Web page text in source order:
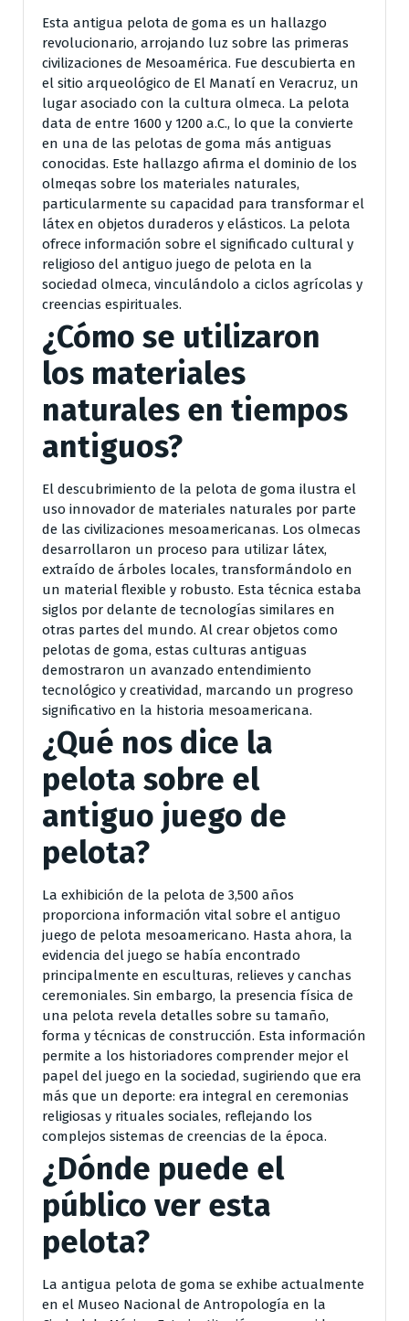
Esta antigua pelota de goma es un hallazgo
revolucionario, arrojando luz sobre las primeras
civilizaciones de Mesoamérica. Fue descubierta en
el sitio arqueológico de El Manatí en Veracruz, un
lugar asociado con la cultura olmeca. La pelota
data de entre 1600 y 1200 a.C., lo que la convierte
en una de las pelotas de goma más antiguas
conocidas. Este hallazgo afirma el dominio de los
olmeqas sobre los materiales naturales,
particularmente su capacidad para transformar el
látex en objetos duraderos y elásticos. La pelota
ofrece información sobre el significado cultural y
religioso del antiguo juego de pelota en la
sociedad olmeca, vinculándolo a ciclos agrícolas y
creencias espirituales.
¿Cómo se utilizaron
los materiales
naturales en tiempos
antiguos?
El descubrimiento de la pelota de goma ilustra el
uso innovador de materiales naturales por parte
de las civilizaciones mesoamericanas. Los olmecas
desarrollaron un proceso para utilizar látex,
extraído de árboles locales, transformándolo en
un material flexible y robusto. Esta técnica estaba
siglos por delante de tecnologías similares en
otras partes del mundo. Al crear objetos como
pelotas de goma, estas culturas antiguas
demostraron un avanzado entendimiento
tecnológico y creatividad, marcando un progreso
significativo en la historia mesoamericana.
¿Qué nos dice la
pelota sobre el
antiguo juego de
pelota?
La exhibición de la pelota de 3,500 años
proporciona información vital sobre el antiguo
juego de pelota mesoamericano. Hasta ahora, la
evidencia del juego se había encontrado
principalmente en esculturas, relieves y canchas
ceremoniales. Sin embargo, la presencia física de
una pelota revela detalles sobre su tamaño,
forma y técnicas de construcción. Esta información
permite a los historiadores comprender mejor el
papel del juego en la sociedad, sugiriendo que era
más que un deporte: era integral en ceremonias
religiosas y rituales sociales, reflejando los
complejos sistemas de creencias de la época.
¿Dónde puede el
público ver esta
pelota?
La antigua pelota de goma se exhibe actualmente
en el Museo Nacional de Antropología en la